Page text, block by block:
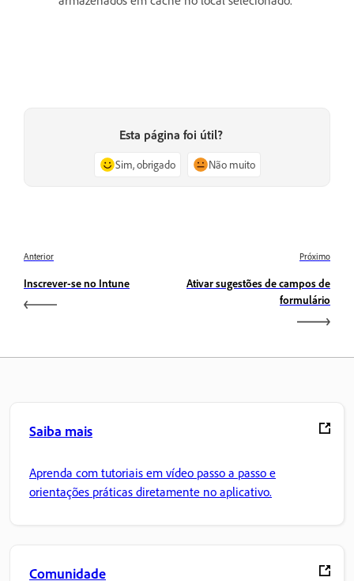
Esta página foi útil?
Sim, obrigado Não muito
Anterior
Inscrever-se no Intune
Próximo
Ativar sugestões de campos de
formulário
Saiba mais
Aprenda com tutoriais em vídeo passo a passo e
orientações práticas diretamente no aplicativo.
Comunidade